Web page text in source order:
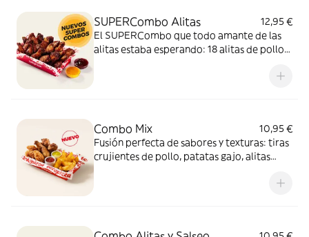
SUPERCombo Alitas
12,95 €
El SUPERCombo que todo amante de las
alitas estaba esperando: 18 alitas de pollo
Combo Mix
10,95 €
Fusión perfecta de sabores y texturas: tiras
crujientes de pollo, patatas gajo, alitas